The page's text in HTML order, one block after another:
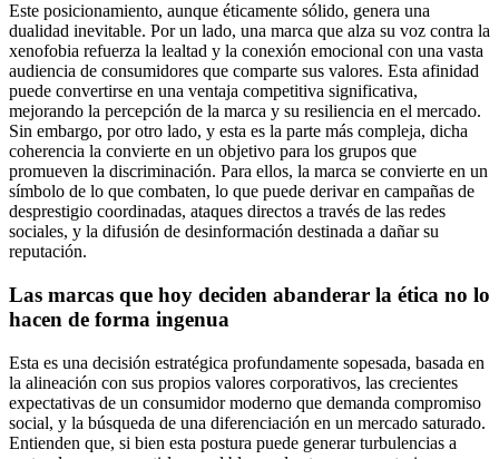
Este posicionamiento, aunque éticamente sólido, genera una
dualidad inevitable. Por un lado, una marca que alza su voz contra la
xenofobia refuerza la lealtad y la conexión emocional con una vasta
audiencia de consumidores que comparte sus valores. Esta afinidad
puede convertirse en una ventaja competitiva significativa,
mejorando la percepción de la marca y su resiliencia en el mercado.
Sin embargo, por otro lado, y esta es la parte más compleja, dicha
coherencia la convierte en un objetivo para los grupos que
promueven la discriminación. Para ellos, la marca se convierte en un
símbolo de lo que combaten, lo que puede derivar en campañas de
desprestigio coordinadas, ataques directos a través de las redes
sociales, y la difusión de desinformación destinada a dañar su
reputación.
Las marcas que hoy deciden abanderar la ética no lo
hacen de forma ingenua
Esta es una decisión estratégica profundamente sopesada, basada en
la alineación con sus propios valores corporativos, las crecientes
expectativas de un consumidor moderno que demanda compromiso
social, y la búsqueda de una diferenciación en un mercado saturado.
Entienden que, si bien esta postura puede generar turbulencias a